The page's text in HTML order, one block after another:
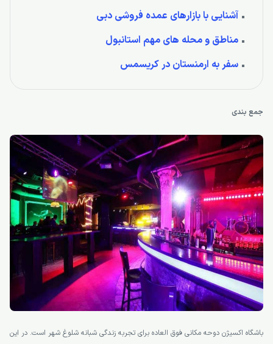
آشنایی با بازارهای عمده فروشی دبی
مناطق و محله های مهم استانبول
سفر به ارمنستان در کریسمس
جمع بندی
باشگاه اکسیژن دوحه مکانی فوق العاده برای تجربه زندگی شبانه شلوغ شهر است. در این